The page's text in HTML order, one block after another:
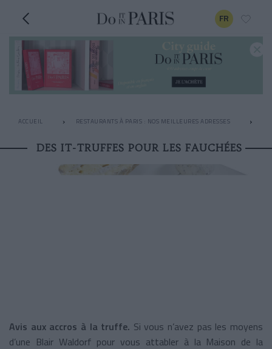
FR
ACCUEIL RESTAURANTS À PARIS : NOS MEILLEURES ADRESSES
DES IT-TRUFFES POUR LES FAUCHÉES
Avis aux accros à la truffe. Si vous n’avez pas les moyens
d’une Blair Waldorf pour vous attabler à la Maison de la